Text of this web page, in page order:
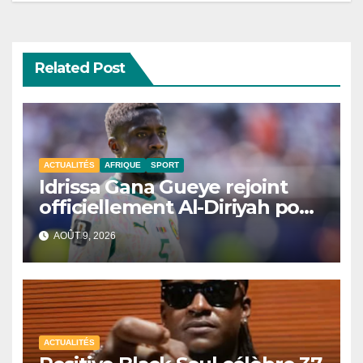
Related Post
ACTUALITÉS AFRIQUE SPORT
Idrissa Gana Gueye rejoint
officiellement Al-Diriyah pour
une saison
AOÛT 9, 2026
ACTUALITÉS